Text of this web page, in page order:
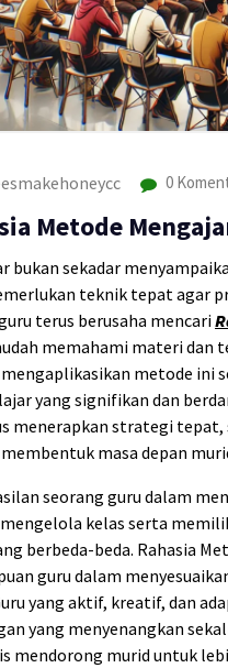
0
Metode
bukan sekadar
teknik tepat agar
terus berusaha mencari
memahami materi dan
metode ini
yang signifikan dan
menerapkan strategi
masa depan
seorang guru dalam
kelas serta
berbeda-beda. Rahasia
guru dalam
yang aktif, kreatif, dan
yang menyenangkan
mendorong murid untuk